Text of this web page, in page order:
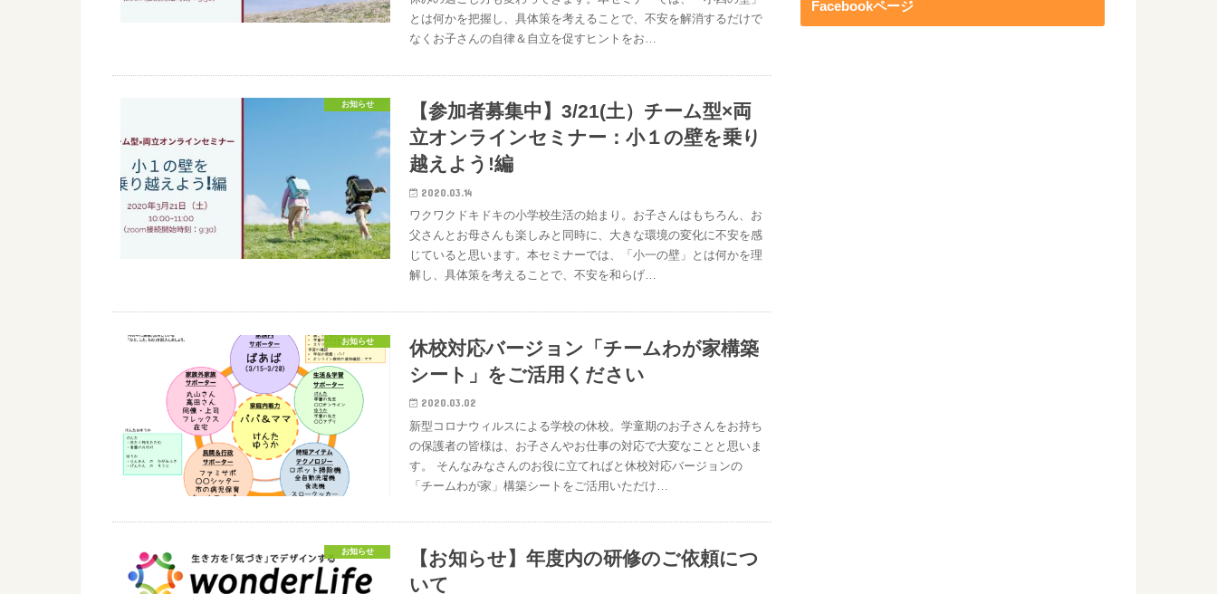
とは何かを把握し、具体策を考えることで、不安を解消するだけで
なくお子さんの自律＆自立を促すヒントをお…
お知らせ
【参加者募集中】3/21(土）チーム型×両
立オンラインセミナー：小１の壁を乗り
越えよう!編
2020.03.14
ワクワクドキドキの小学校生活の始まり。お子さんはもちろん、お
父さんとお母さんも楽しみと同時に、大きな環境の変化に不安を感
じていると思います。本セミナーでは、「小一の壁」とは何かを理
解し、具体策を考えることで、不安を和らげ…
お知らせ
休校対応バージョン「チームわが家構築
シート」をご活用ください
2020.03.02
新型コロナウィルスによる学校の休校。学童期のお子さんをお持ち
の保護者の皆様は、お子さんやお仕事の対応で大変なことと思いま
す。 そんなみなさんのお役に立てればと休校対応バージョンの
「チームわが家」構築シートをご活用いただけ…
お知らせ
【お知らせ】年度内の研修のご依頼につ
いて
Facebookページ